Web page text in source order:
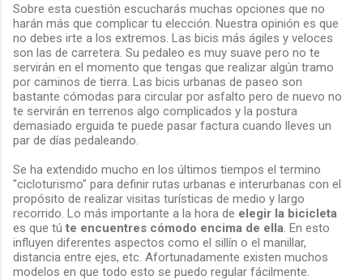
Sobre esta cuestión escucharás muchas opciones que no
harán más que complicar tu elección. Nuestra opinión es que
no debes irte a los extremos. Las bicis más ágiles y veloces
son las de carretera. Su pedaleo es muy suave pero no te
servirán en el momento que tengas que realizar algún tramo
por caminos de tierra. Las bicis urbanas de paseo son
bastante cómodas para circular por asfalto pero de nuevo no
te servirán en terrenos algo complicados y la postura
demasiado erguida te puede pasar factura cuando lleves un
par de días pedaleando.
Se ha extendido mucho en los últimos tiempos el termino
"cicloturismo" para definir rutas urbanas e interurbanas con el
propósito de realizar visitas turísticas de medio y largo
recorrido. Lo más importante a la hora de elegir la bicicleta
es que tú te encuentres cómodo encima de ella . En esto
influyen diferentes aspectos como el sillín o el manillar,
distancia entre ejes, etc. Afortunadamente existen muchos
modelos en que todo esto se puedo regular fácilmente.